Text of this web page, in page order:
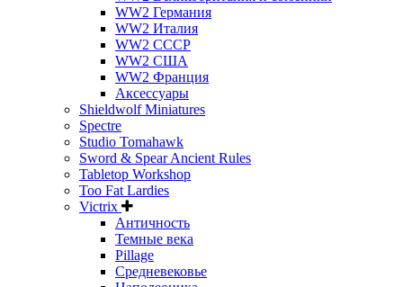
WW2 Германия
WW2 Италия
WW2 СССР
WW2 США
WW2 Франция
Аксессуары
Shieldwolf Miniatures
Spectre
Studio Tomahawk
Sword & Spear Ancient Rules
Tabletop Workshop
Too Fat Lardies
Victrix
Античность
Темные века
Pillage
Средневековье